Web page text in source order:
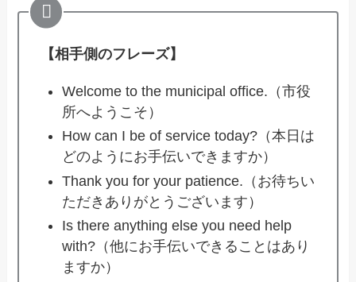
【相手側のフレーズ】
Welcome to the municipal office.（市役
所へようこそ）
How can I be of service today?（本日は
どのようにお手伝いできますか）
Thank you for your patience.（お待ちい
ただきありがとうございます）
Is there anything else you need help
with?（他にお手伝いできることはあり
ますか）